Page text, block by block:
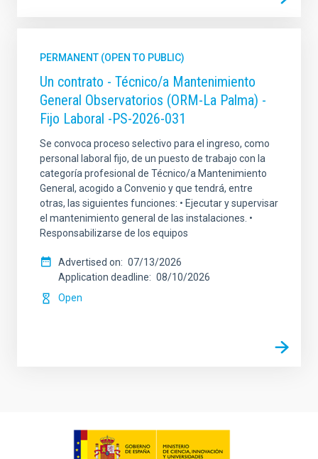
PERMANENT (OPEN TO PUBLIC)
Un contrato - Técnico/a Mantenimiento
General Observatorios (ORM-La Palma) -
Fijo Laboral -PS-2026-031
Se convoca proceso selectivo para el ingreso, como
personal laboral fijo, de un puesto de trabajo con la
categoría profesional de Técnico/a Mantenimiento
General, acogido a Convenio y que tendrá, entre
otras, las siguientes funciones: • Ejecutar y supervisar
el mantenimiento general de las instalaciones. •
Responsabilizarse de los equipos
Advertised on
07/13/2026
Application deadline
08/10/2026
Open